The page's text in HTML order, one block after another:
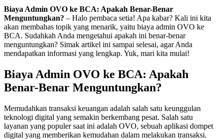
Biaya Admin OVO ke BCA: Apakah Benar-Benar
Menguntungkan? – Halo pembaca setia! Apa kabar? Kali ini kita
akan membahas topik yang menarik, yaitu biaya admin OVO ke
BCA. Sudahkah Anda mengetahui apakah ini benar-benar
menguntungkan? Simak artikel ini sampai selesai, agar Anda
mendapatkan informasi yang lengkap. Yuk, mari kita mulai!
Biaya Admin OVO ke BCA: Apakah
Benar-Benar Menguntungkan?
Memudahkan transaksi keuangan adalah salah satu keunggulan
teknologi digital yang semakin berkembang pesat. Salah satu
layanan yang populer saat ini adalah OVO, sebuah aplikasi dompet
digital yang memberikan kemudahan dalam melakukan transaksi.